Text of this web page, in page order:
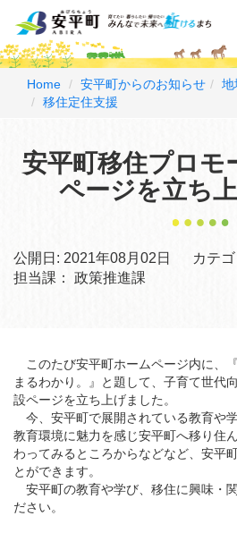
Home 安平町からのお知らせ
地
移住定住支援
安平町移住プロモ
ページを立ち
公開日: 2021年08月02日 カテゴ
担当課：
政策推進課
このたび安平町ホームページ内に、
まるわかり。』と題して、子育て世代
設ページを立ち上げました。
今、安平町で展開されている教育や
教育環境に魅力を感じ安平町へ移り住
わってみるところからなどなど、安平
とができます。
安平町の教育や学び、移住に興味・
ださい。